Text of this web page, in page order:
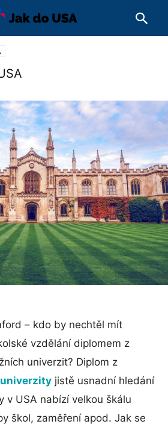
– kdo by nechtěl mít
vzdělání diplomem z
univerzit? Diplom z
jistě usnadní hledání
v USA nabízí velkou škálu
škol, zaměření apod. Jak se